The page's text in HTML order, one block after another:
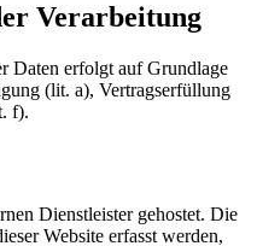
Verarbeitung
Daten erfolgt auf Grundlage
(lit. a), Vertragserfüllung
f).
Dienstleister gehostet. Die
Website erfasst werden,